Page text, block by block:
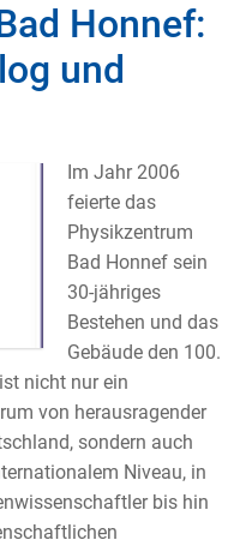
Honnef:
und
Im Jahr 2006
feierte das
Physikzentrum
Bad Honnef sein
30-jähriges
Bestehen und das
Gebäude den 100.
nicht nur ein
von herausragender
sondern auch
Niveau, in
bis hin